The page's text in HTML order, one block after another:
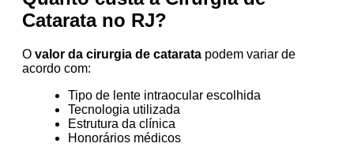
Catarata no RJ?
O valor da cirurgia de catarata podem variar de
acordo com:
Tipo de lente intraocular escolhida
Tecnologia utilizada
Estrutura da clínica
Honorários médicos